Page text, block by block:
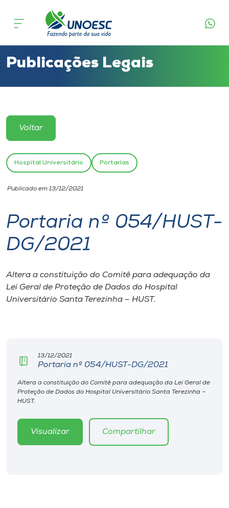
Cursos
Atendimento ao Estudante
Portal de Ensino
Unoesc
Internacionalização
I.nova
Diplomados
Editora
Rádio
Publicações Legais
Voltar
Hospital Universitário Portarias
Publicado em 13/12/2021
Portaria nº 054/HUST-
DG/2021
Altera a constituição do Comitê para adequação da
Lei Geral de Proteção de Dados do Hospital
Universitário Santa Terezinha – HUST.
13/12/2021
Portaria nº 054/HUST-DG/2021
Altera a constituição do Comitê para adequação da Lei Geral de
Proteção de Dados do Hospital Universitário Santa Terezinha –
HUST.
Visualizar Compartilhar